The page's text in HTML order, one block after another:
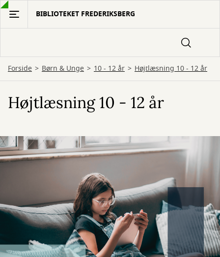
Gå
hovedindhold
BIBLIOTEKET FREDERIKSBERG
Forside Børn & Unge 10 - 12 år Højtlæsning 10 - 12 år
Højtlæsning 10 - 12 år